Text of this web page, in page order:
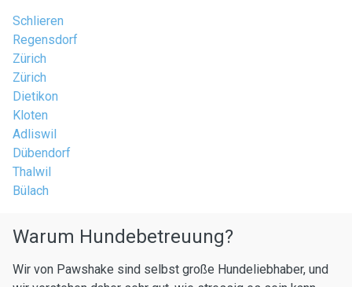
Schlieren
Regensdorf
Zürich
Zürich
Dietikon
Kloten
Adliswil
Dübendorf
Thalwil
Bülach
Warum Hundebetreuung?
Wir von Pawshake sind selbst große Hundeliebhaber, und